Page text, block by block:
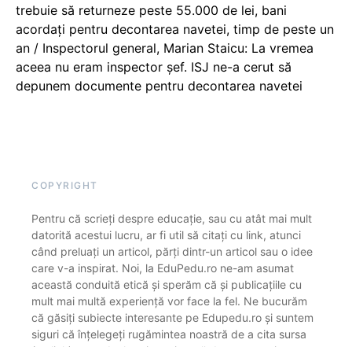
trebuie să returneze peste 55.000 de lei, bani
acordați pentru decontarea navetei, timp de peste un
an / Inspectorul general, Marian Staicu: La vremea
aceea nu eram inspector șef. ISJ ne-a cerut să
depunem documente pentru decontarea navetei
COPYRIGHT
Pentru că scrieți despre educație, sau cu atât mai mult
datorită acestui lucru, ar fi util să citați cu link, atunci
când preluați un articol, părți dintr-un articol sau o idee
care v-a inspirat. Noi, la EduPedu.ro ne-am asumat
această conduită etică și sperăm că și publicațiile cu
mult mai multă experiență vor face la fel. Ne bucurăm
că găsiți subiecte interesante pe Edupedu.ro și suntem
siguri că înțelegeți rugămintea noastră de a cita sursa